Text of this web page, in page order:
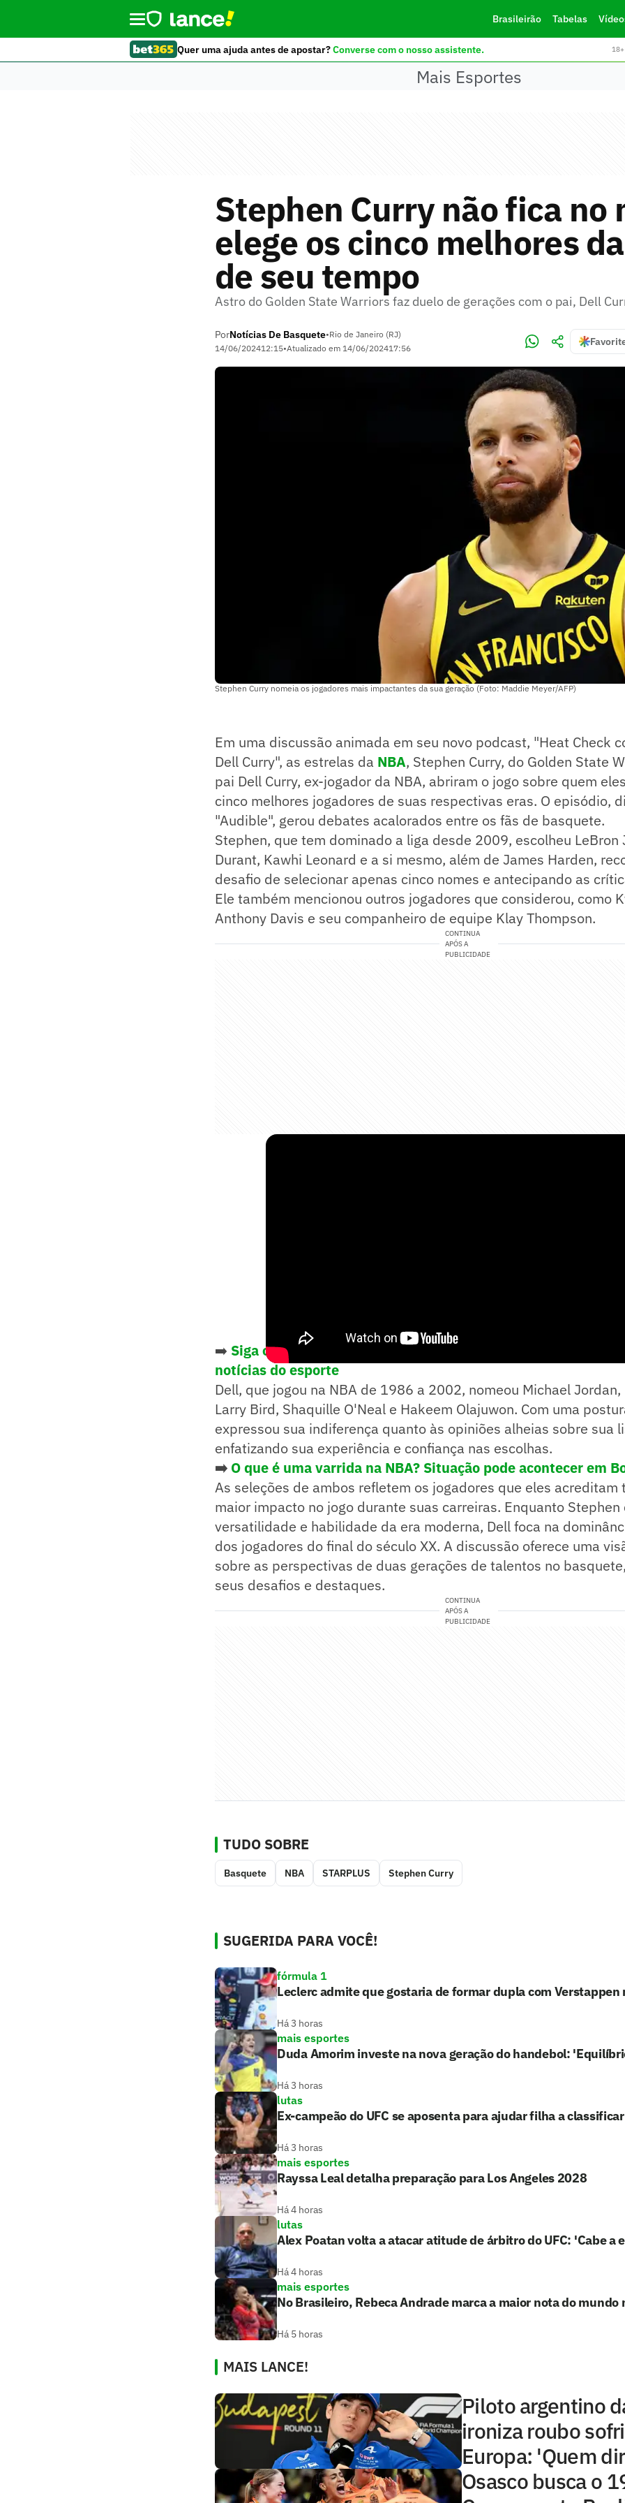
Brasileirão Tabelas
Quer uma ajuda antes de apostar?Converse com o nosso assistente.
Mais Esportes
Stephen Curry não fica no
elege os cinco melhores
de seu tempo
Astro do Golden State Warriors faz duelo de gerações com o pai, Dell
PorNotícias De Basquete•Rio de Janeiro (RJ)
14/06/202412:15•Atualizado em 14/06/202417:56
Stephen Curry nomeia os jogadores mais impactantes da sua geração (Foto: Maddie Meyer/AFP)
Em uma discussão animada em seu novo podcast, "Heat Check
Dell Curry", as estrelas da NBA, Stephen Curry, do Golden State
pai Dell Curry, ex-jogador da NBA, abriram o jogo sobre quem
cinco melhores jogadores de suas respectivas eras. O episódio,
"Audible", gerou debates acalorados entre os fãs de basquete.
Stephen, que tem dominado a liga desde 2009, escolheu LeBron
Durant, Kawhi Leonard e a si mesmo, além de James Harden,
desafio de selecionar apenas cinco nomes e antecipando as
Ele também mencionou outros jogadores que considerou, como
Anthony Davis e seu companheiro de equipe Klay Thompson.
CONTINUA
APÓS A
PUBLICIDADE
➡️ Siga o Lance! no WhatsApp e acompanhe em tempo real as
notícias do esporte
Dell, que jogou na NBA de 1986 a 2002, nomeou Michael Jordan,
Larry Bird, Shaquille O'Neal e Hakeem Olajuwon. Com uma
expressou sua indiferença quanto às opiniões alheias sobre sua
enfatizando sua experiência e confiança nas escolhas.
➡️ O que é uma varrida na NBA? Situação pode acontecer em
As seleções de ambos refletem os jogadores que eles acreditam
maior impacto no jogo durante suas carreiras. Enquanto Stephen
versatilidade e habilidade da era moderna, Dell foca na
dos jogadores do final do século XX. A discussão oferece uma
sobre as perspectivas de duas gerações de talentos no
seus desafios e destaques.
CONTINUA
APÓS A
PUBLICIDADE
TUDO SOBRE
Basquete NBA STARPLUS Stephen Curry
SUGERIDA PARA VOCÊ!
fórmula 1
Leclerc admite que gostaria de formar dupla com Verstappen
Há 3 horas
mais esportes
Duda Amorim investe na nova geração do handebol:
Há 3 horas
lutas
Ex-campeão do UFC se aposenta para ajudar filha a
Há 3 horas
mais esportes
Rayssa Leal detalha preparação para Los Angeles 2028
Há 4 horas
lutas
Alex Poatan volta a atacar atitude de árbitro do UFC: 'Cabe a
Há 4 horas
mais esportes
No Brasileiro, Rebeca Andrade marca a maior nota do mundo
Há 5 horas
MAIS LANCE!
Piloto argentino
ironiza roubo
Europa: 'Quem
Osasco busca o